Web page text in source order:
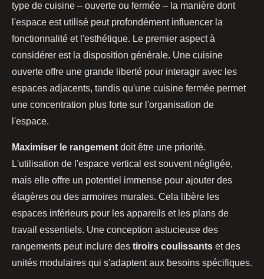
type de cuisine – ouverte ou fermée – la manière dont
l'espace est utilisé peut profondément influencer la
fonctionnalité et l'esthétique. Le premier aspect à
considérer est la disposition générale. Une cuisine
ouverte offre une grande liberté pour interagir avec les
espaces adjacents, tandis qu'une cuisine fermée permet
une concentration plus forte sur l'organisation de
l'espace.
Maximiser le rangement doit être une priorité.
L'utilisation de l'espace vertical est souvent négligée,
mais elle offre un potentiel immense pour ajouter des
étagères ou des armoires murales. Cela libère les
espaces inférieurs pour les appareils et les plans de
travail essentiels. Une conception astucieuse des
rangements peut inclure des tiroirs coulissants et des
unités modulaires qui s'adaptent aux besoins spécifiques.